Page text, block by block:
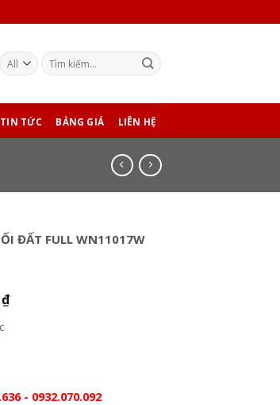
TIN TỨC BẢNG GIÁ LIÊN HỆ
ĐẤT FULL WN11017W
₫
- 0932.070.092